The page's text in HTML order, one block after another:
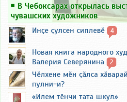
￭ В Чебоксарах открылась
чувашских художников
Инҫе ҫулсен сиплевӗ 4
Новая книга народного
Валерия Северянина
2
Чӗлхене мӗн ҫӑлса
пулни-и?
«Илем тӗнчи тата шкул»